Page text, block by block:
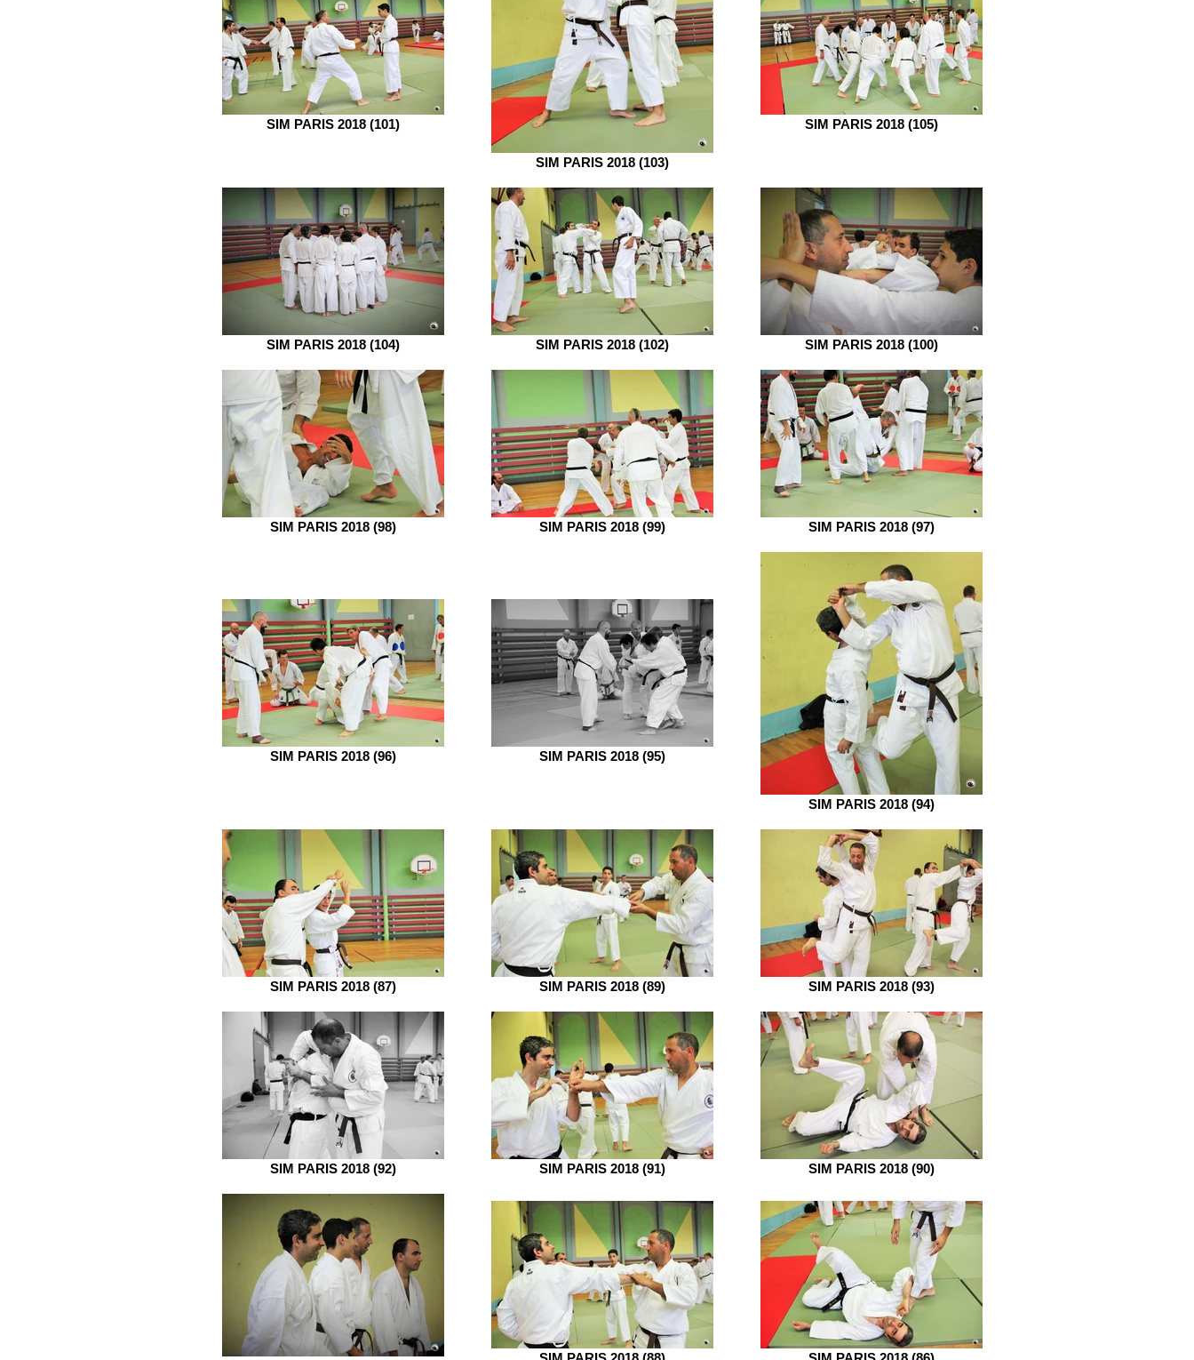
SIM PARIS 2018 (101)
SIM PARIS 2018 (103)
SIM PARIS 2018 (105)
SIM PARIS 2018 (104) SIM PARIS 2018 (102) SIM PARIS 2018 (100)
SIM PARIS 2018 (98) SIM PARIS 2018 (99) SIM PARIS 2018 (97)
SIM PARIS 2018 (96) SIM PARIS 2018 (95)
SIM PARIS 2018 (94)
SIM PARIS 2018 (87) SIM PARIS 2018 (89) SIM PARIS 2018 (93)
SIM PARIS 2018 (92) SIM PARIS 2018 (91) SIM PARIS 2018 (90)